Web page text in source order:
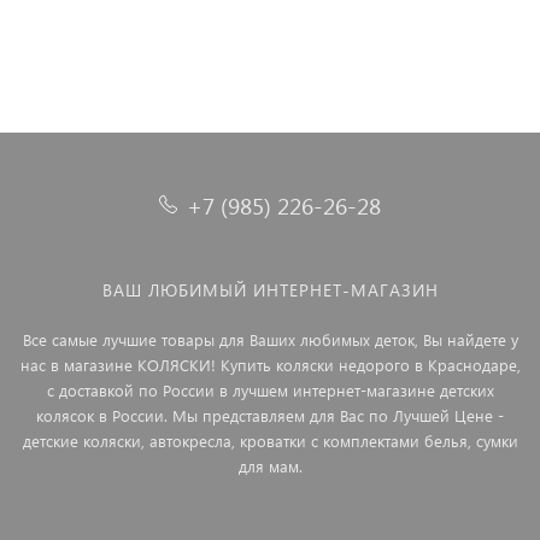
+7 (985) 226-26-28
ВАШ ЛЮБИМЫЙ ИНТЕРНЕТ-МАГАЗИН
Все самые лучшие товары для Ваших любимых деток, Вы найдете у
нас в магазине КОЛЯСКИ! Купить коляски недорого в Краснодаре,
с доставкой по России в лучшем интернет-магазине детских
колясок в России. Мы представляем для Вас по Лучшей Цене -
детские коляски, автокресла, кроватки с комплектами белья, сумки
для мам.